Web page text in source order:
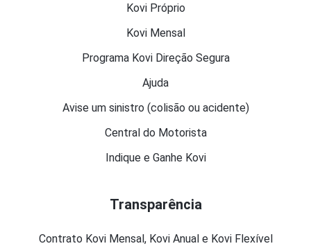
Kovi Próprio
Kovi Mensal
Programa Kovi Direção Segura
Ajuda
Avise um sinistro (colisão ou acidente)
Central do Motorista
Indique e Ganhe Kovi
Transparência
Contrato Kovi Mensal, Kovi Anual e Kovi Flexível